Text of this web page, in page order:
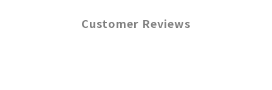
Customer Reviews